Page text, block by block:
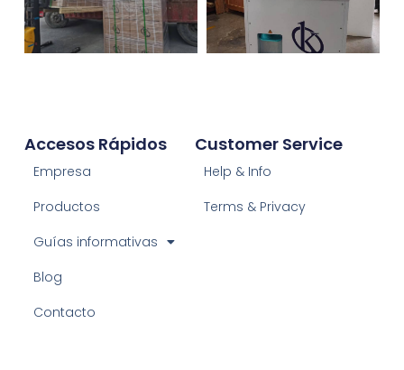
Customer Service
Help & Info
Terms & Privacy
Accesos Rápidos
Empresa
Productos
Guías informativas
Blog
Contacto